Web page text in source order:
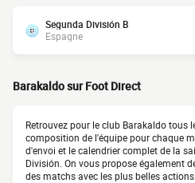
Segunda División B
Espagne
Barakaldo sur Foot Direct
Retrouvez pour le club Barakaldo tous
composition de l'équipe pour chaque
d'envoi et le calendrier complet de la
División. On vous propose également
des matchs avec les plus belles actions